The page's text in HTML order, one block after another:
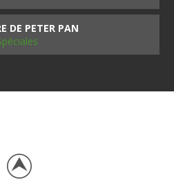
DE PETER PAN